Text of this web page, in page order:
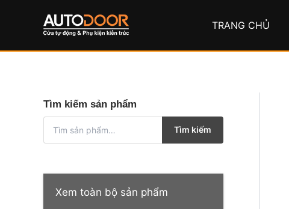
TRANG CHỦ
Tìm kiếm sản phẩm
m
Tìm kiếm
Xem toàn bộ sản phẩm